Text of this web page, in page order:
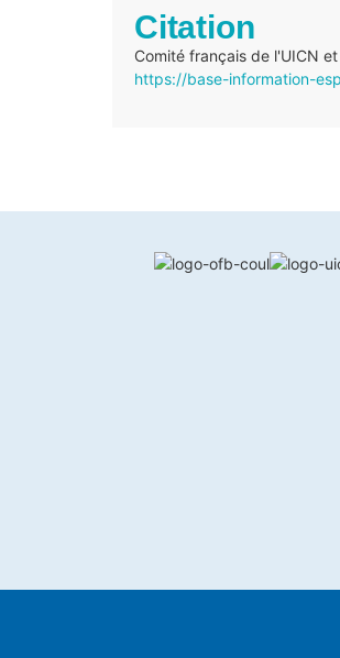
Citation
Comité français de l'UICN
https://base-information-